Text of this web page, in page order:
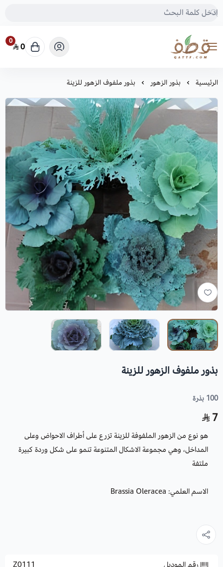
متجر قطف للبذور
0
0
الرئيسية بذور الزهور بذور ملفوف الزهور للزينة
بذور ملفوف الزهور للزينة
100 بذرة
7
هو نوع من الزهور الملفوفة للزينة تزرع على أطراف الاحواض وعلى
المداخل، وهي مجموعة الاشكال المتنوعة تنمو على شكل وردة كبيرة
ملتفة
الاسم العلمي: Brassia Oleracea